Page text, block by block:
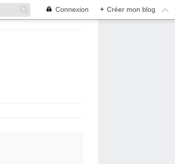
Connexion + Créer mon blog